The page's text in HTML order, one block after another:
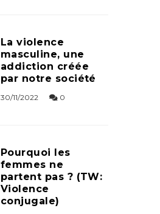
La violence
masculine, une
addiction créée
par notre société
30/11/2022 0
Pourquoi les
femmes ne
partent pas ? (TW:
Violence
conjugale)